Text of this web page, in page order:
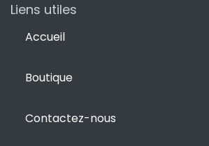
Liens utiles
Accueil
Boutique
Contactez-nous